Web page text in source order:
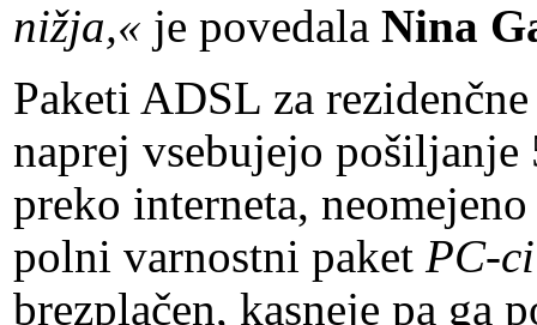
nižja,« je povedala Nina
Paketi ADSL za
naprej vsebujejo
preko interneta,
polni varnostni paket PC-
brezplačen, kasneje pa ga